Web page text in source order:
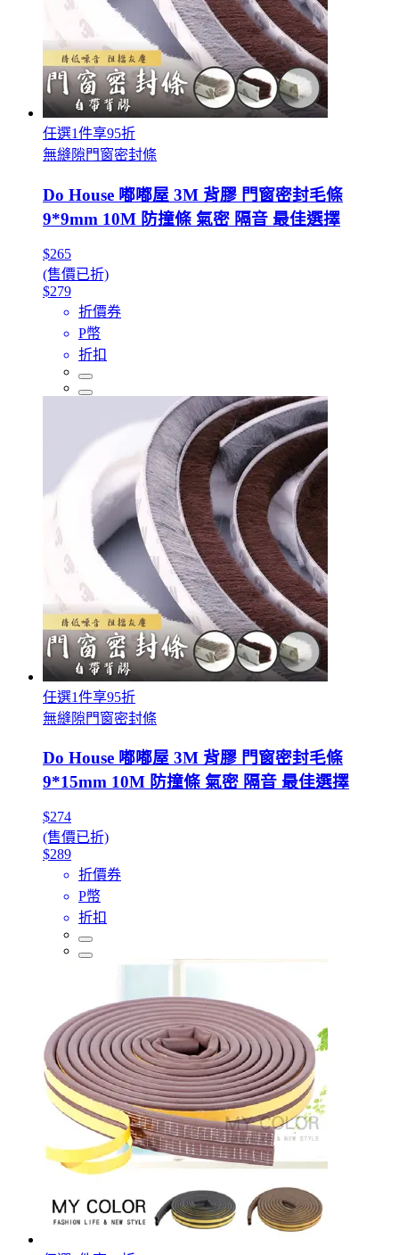
任選1件享95折
無縫隙門窗密封條
Do House 嘟嘟屋 3M 背膠 門窗密封毛條
9*9mm 10M 防撞條 氣密 隔音 最佳選擇
$265
(售價已折)
$279
折價券
P幣
折扣
任選1件享95折
無縫隙門窗密封條
Do House 嘟嘟屋 3M 背膠 門窗密封毛條
9*15mm 10M 防撞條 氣密 隔音 最佳選擇
$274
(售價已折)
$289
折價券
P幣
折扣